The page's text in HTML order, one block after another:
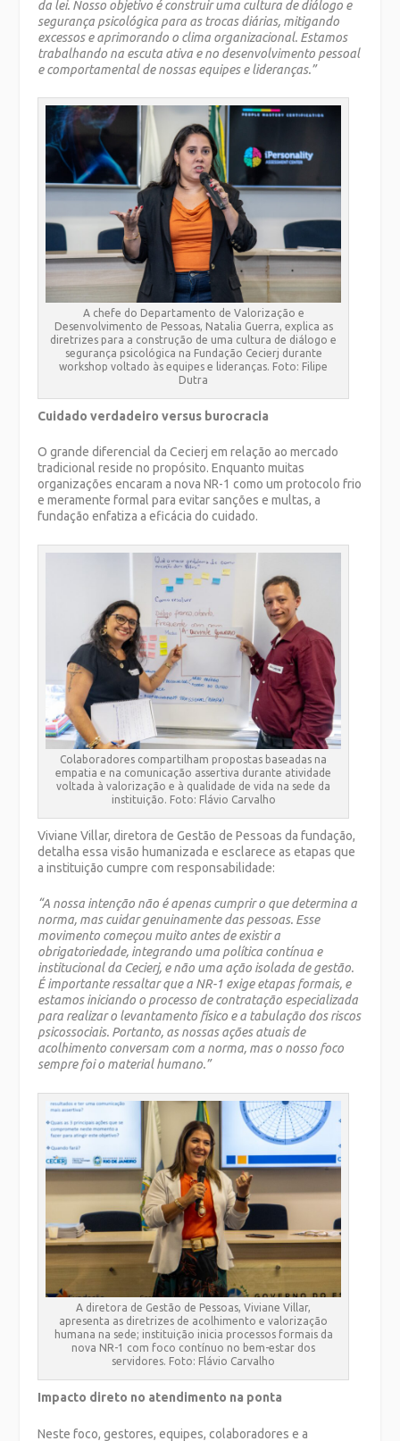
da lei. Nosso objetivo é construir uma cultura de diálogo e
segurança psicológica para as trocas diárias, mitigando
excessos e aprimorando o clima organizacional. Estamos
trabalhando na escuta ativa e no desenvolvimento pessoal
e comportamental de nossas equipes e lideranças.”
A chefe do Departamento de Valorização e
Desenvolvimento de Pessoas, Natalia Guerra, explica as
diretrizes para a construção de uma cultura de diálogo e
segurança psicológica na Fundação Cecierj durante
workshop voltado às equipes e lideranças. Foto: Filipe
Dutra
Cuidado verdadeiro versus burocracia
O grande diferencial da Cecierj em relação ao mercado
tradicional reside no propósito. Enquanto muitas
organizações encaram a nova NR-1 como um protocolo frio
e meramente formal para evitar sanções e multas, a
fundação enfatiza a eficácia do cuidado.
Colaboradores compartilham propostas baseadas na
empatia e na comunicação assertiva durante atividade
voltada à valorização e à qualidade de vida na sede da
instituição. Foto: Flávio Carvalho
Viviane Villar, diretora de Gestão de Pessoas da fundação,
detalha essa visão humanizada e esclarece as etapas que
a instituição cumpre com responsabilidade:
“A nossa intenção não é apenas cumprir o que determina a
norma, mas cuidar genuinamente das pessoas. Esse
movimento começou muito antes de existir a
obrigatoriedade, integrando uma política contínua e
institucional da Cecierj, e não uma ação isolada de gestão.
É importante ressaltar que a NR-1 exige etapas formais, e
estamos iniciando o processo de contratação especializada
para realizar o levantamento físico e a tabulação dos riscos
psicossociais. Portanto, as nossas ações atuais de
acolhimento conversam com a norma, mas o nosso foco
sempre foi o material humano.”
A diretora de Gestão de Pessoas, Viviane Villar,
apresenta as diretrizes de acolhimento e valorização
humana na sede; instituição inicia processos formais da
nova NR-1 com foco contínuo no bem-estar dos
servidores. Foto: Flávio Carvalho
Impacto direto no atendimento na ponta
Neste foco, gestores, equipes, colaboradores e a